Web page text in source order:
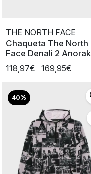
THE NORTH FACE
Chaqueta The North
Face Denali 2 Anorak
ClearLakeBlue
118,97€ 169,95€
40%